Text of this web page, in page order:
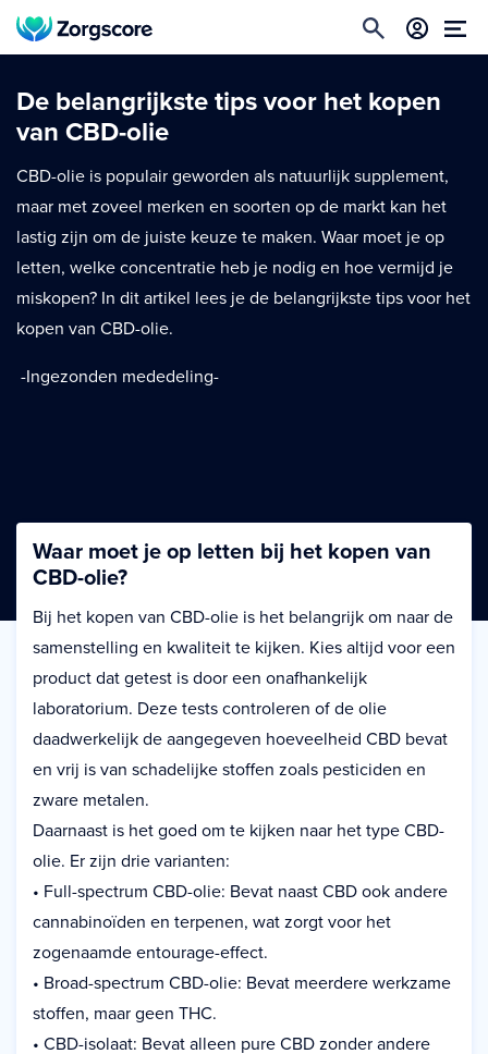
De belangrijkste tips voor het kopen
van CBD-olie
CBD-olie is populair geworden als natuurlijk supplement,
maar met zoveel merken en soorten op de markt kan het
lastig zijn om de juiste keuze te maken. Waar moet je op
letten, welke concentratie heb je nodig en hoe vermijd je
miskopen? In dit artikel lees je de belangrijkste tips voor het
kopen van CBD-olie.
-Ingezonden mededeling-
Waar moet je op letten bij het kopen van
CBD-olie?
Bij het kopen van CBD-olie is het belangrijk om naar de
samenstelling en kwaliteit te kijken. Kies altijd voor een
product dat getest is door een onafhankelijk
laboratorium. Deze tests controleren of de olie
daadwerkelijk de aangegeven hoeveelheid CBD bevat
en vrij is van schadelijke stoffen zoals pesticiden en
zware metalen.
Daarnaast is het goed om te kijken naar het type CBD-
olie. Er zijn drie varianten:
• Full-spectrum CBD-olie: Bevat naast CBD ook andere
cannabinoïden en terpenen, wat zorgt voor het
zogenaamde entourage-effect.
• Broad-spectrum CBD-olie: Bevat meerdere werkzame
stoffen, maar geen THC.
• CBD-isolaat: Bevat alleen pure CBD zonder andere